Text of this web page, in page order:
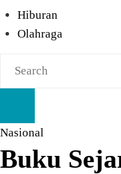
Hiburan
Olahraga
Nasional
Buku